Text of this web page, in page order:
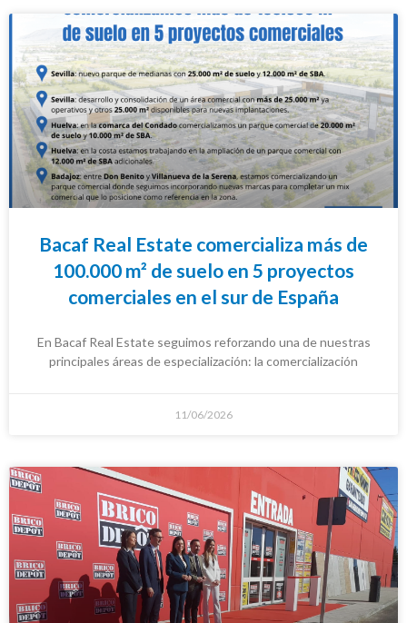
Bacaf Real Estate comercializa más de
100.000 m² de suelo en 5 proyectos
comerciales en el sur de España
En Bacaf Real Estate seguimos reforzando una de nuestras
principales áreas de especialización: la comercialización
11/06/2026